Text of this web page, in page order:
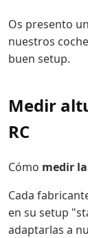
Os presento
nuestros
buen setup.
Medir
RC
Cómo medir
Cada
en su setup
adaptarlas a